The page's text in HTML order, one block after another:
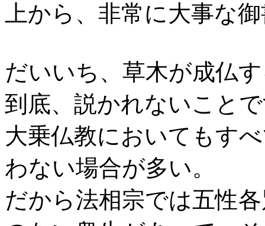
上から、非常に大事な
だいいち、草木が成仏
到底、説かれないこと
大乗仏教においてもす
わない場合が多い。
だから法相宗では五性